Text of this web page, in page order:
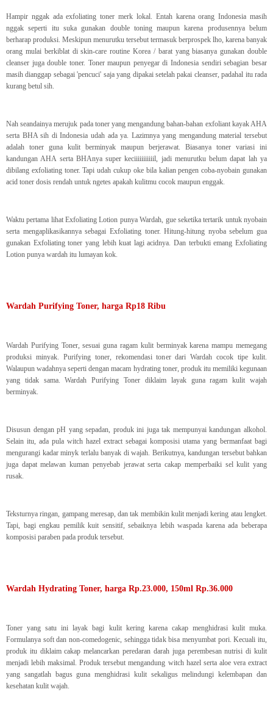
Hampir nggak ada exfoliating toner merk lokal. Entah karena orang Indonesia masih
nggak seperti itu suka gunakan double toning maupun karena produsennya belum
berharap produksi. Meskipun menurutku tersebut termasuk berprospek lho, karena banyak
orang mulai berkiblat di skin-care routine Korea / barat yang biasanya gunakan double
cleanser juga double toner. Toner maupun penyegar di Indonesia sendiri sebagian besar
masih dianggap sebagai 'pencuci' saja yang dipakai setelah pakai cleanser, padahal itu rada
kurang betul sih.
Nah seandainya merujuk pada toner yang mengandung bahan-bahan exfoliant kayak AHA
serta BHA sih di Indonesia udah ada ya. Lazimnya yang mengandung material tersebut
adalah toner guna kulit berminyak maupun berjerawat. Biasanya toner variasi ini
kandungan AHA serta BHAnya super keciiiiiiiiiiil, jadi menurutku belum dapat lah ya
dibilang exfoliating toner. Tapi udah cukup oke bila kalian pengen coba-nyobain gunakan
acid toner dosis rendah untuk ngetes apakah kulitmu cocok maupun enggak.
Waktu pertama lihat Exfoliating Lotion punya Wardah, gue seketika tertarik untuk nyobain
serta mengaplikasikannya sebagai Exfoliating toner. Hitung-hitung nyoba sebelum gua
gunakan Exfoliating toner yang lebih kuat lagi acidnya. Dan terbukti emang Exfoliating
Lotion punya wardah itu lumayan kok.
Wardah Purifying Toner, harga Rp18 Ribu
Wardah Purifying Toner, sesuai guna ragam kulit berminyak karena mampu memegang
produksi minyak. Purifying toner, rekomendasi toner dari Wardah cocok tipe kulit.
Walaupun wadahnya seperti dengan macam hydrating toner, produk itu memiliki kegunaan
yang tidak sama. Wardah Purifying Toner diklaim layak guna ragam kulit wajah
berminyak.
Disusun dengan pH yang sepadan, produk ini juga tak mempunyai kandungan alkohol.
Selain itu, ada pula witch hazel extract sebagai komposisi utama yang bermanfaat bagi
mengurangi kadar minyk terlalu banyak di wajah. Berikutnya, kandungan tersebut bahkan
juga dapat melawan kuman penyebab jerawat serta cakap memperbaiki sel kulit yang
rusak.
Teksturnya ringan, gampang meresap, dan tak membikin kulit menjadi kering atau lengket.
Tapi, bagi engkau pemilik kuit sensitif, sebaiknya lebih waspada karena ada beberapa
komposisi paraben pada produk tersebut.
Wardah Hydrating Toner, harga Rp.23.000, 150ml Rp.36.000
Toner yang satu ini layak bagi kulit kering karena cakap menghidrasi kulit muka.
Formulanya soft dan non-comedogenic, sehingga tidak bisa menyumbat pori. Kecuali itu,
produk itu diklaim cakap melancarkan peredaran darah juga perembesan nutrisi di kulit
menjadi lebih maksimal. Produk tersebut mengandung witch hazel serta aloe vera extract
yang sangatlah bagus guna menghidrasi kulit sekaligus melindungi kelembapan dan
kesehatan kulit wajah.